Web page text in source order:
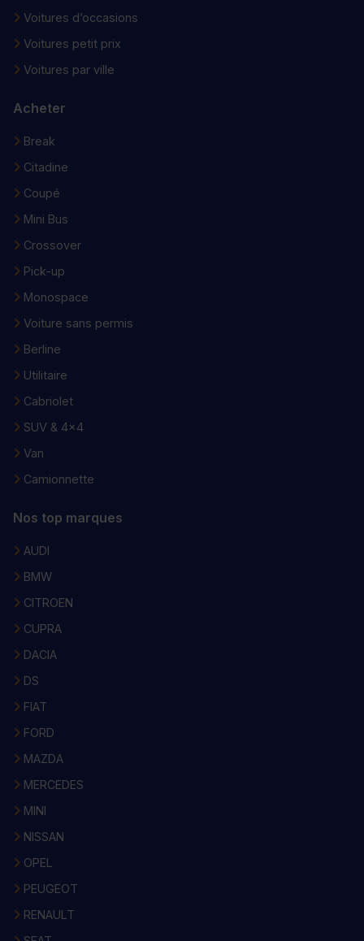
Voitures d’occasions
Voitures petit prix
Voitures par ville
Acheter
Break
Citadine
Coupé
Mini Bus
Crossover
Pick-up
Monospace
Voiture sans permis
Berline
Utilitaire
Cabriolet
SUV & 4x4
Van
Camionnette
Nos top marques
AUDI
BMW
CITROEN
CUPRA
DACIA
DS
FIAT
FORD
MAZDA
MERCEDES
MINI
NISSAN
OPEL
PEUGEOT
RENAULT